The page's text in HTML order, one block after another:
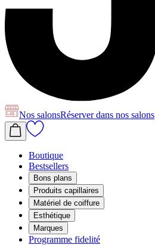
Nos salonsRéserverdans nos salons
Boutique
Bestsellers
Bons plans
Produits capillaires
Matériel de coiffure
Esthétique
Marques
Programme fidelité